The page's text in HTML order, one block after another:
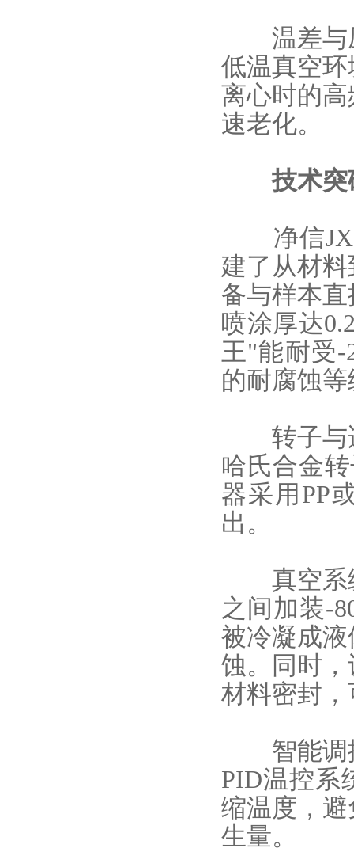
温差与压
低温真空
离心时的
速老化。
技术突
净信JX-
建了从材
备与样本
喷涂厚达
王"能耐受
的耐腐蚀
转子与适
哈氏合金
器采用PP
出。
真空系统
之间加装-
被冷凝成
蚀。
同时
材料密封
智能调控
PID温控系
缩温度，
生量。